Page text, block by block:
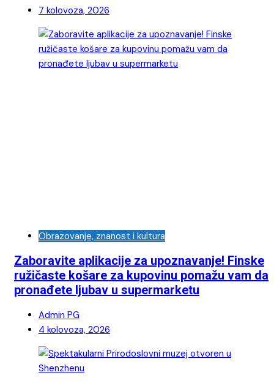
7 kolovoza, 2026
Obrazovanje, znanost i kultura
Zaboravite aplikacije za upoznavanje! Finske
ružičaste košare za kupovinu pomažu vam da
pronađete ljubav u supermarketu
Admin PG
4 kolovoza, 2026